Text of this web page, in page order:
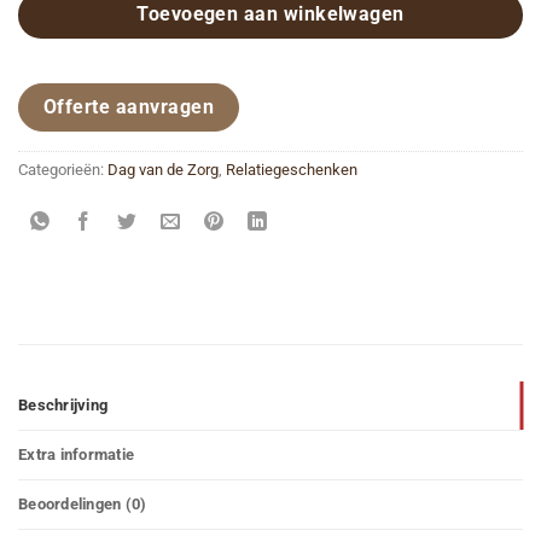
Toevoegen aan winkelwagen
Offerte aanvragen
Categorieën: Dag van de Zorg Relatiegeschenken
Beschrijving
Extra informatie
Beoordelingen (0)